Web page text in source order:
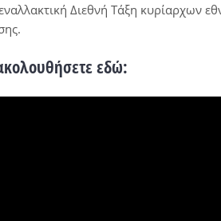
Διεθνή Τάξη κυρίαρχων
εδώ: